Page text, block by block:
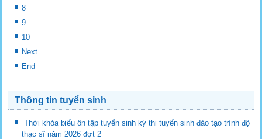
8
9
10
Next
End
Thông tin tuyển sinh
Thời khóa biểu ôn tập tuyển sinh kỳ thi tuyển sinh đào tạo trình độ
thạc sĩ năm 2026 đợt 2